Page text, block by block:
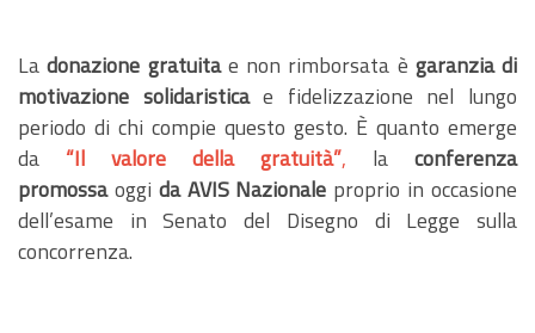
Ladonazione gratuitae non rimborsata è garanzia di
motivazione solidaristicae fidelizzazione nel lungo
periodo di chi compie questo gesto. È quanto emerge
da “Il valore della gratuità”, la conferenza
promossaoggi da AVIS Nazionale proprio in occasione
dell’esame in Senato del Disegno di Legge sulla
concorrenza.